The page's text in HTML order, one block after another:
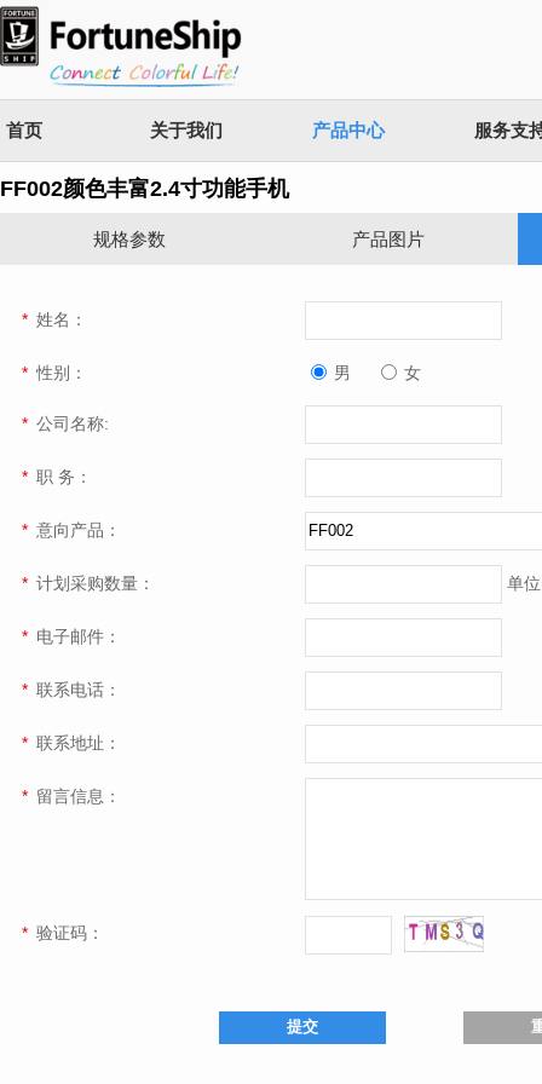
首页 关于我们 产品中心 服务支
FF002颜色丰富2.4寸功能手机
规格参数 产品图片
* 姓名：
* 性别： 男 女
* 公司名称:
* 职 务：
* 意向产品：
* 计划采购数量： 单
* 电子邮件：
* 联系电话：
* 联系地址：
* 留言信息：
* 验证码：